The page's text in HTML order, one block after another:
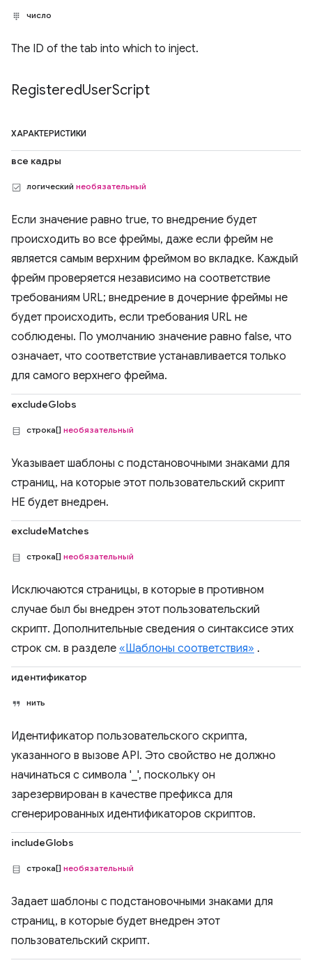
число
The ID of the tab into which to inject.
RegisteredUserScript
ХАРАКТЕРИСТИКИ
все кадры
логический необязательный
Если значение равно true, то внедрение будет
происходить во все фреймы, даже если фрейм не
является самым верхним фреймом во вкладке. Каждый
фрейм проверяется независимо на соответствие
требованиям URL; внедрение в дочерние фреймы не
будет происходить, если требования URL не
соблюдены. По умолчанию значение равно false, что
означает, что соответствие устанавливается только
для самого верхнего фрейма.
excludeGlobs
строка[] необязательный
Указывает шаблоны с подстановочными знаками для
страниц, на которые этот пользовательский скрипт
НЕ будет внедрен.
excludeMatches
строка[] необязательный
Исключаются страницы, в которые в противном
случае был бы внедрен этот пользовательский
скрипт. Дополнительные сведения о синтаксисе этих
строк см. в разделе «Шаблоны соответствия» .
идентификатор
нить
Идентификатор пользовательского скрипта,
указанного в вызове API. Это свойство не должно
начинаться с символа '_', поскольку он
зарезервирован в качестве префикса для
сгенерированных идентификаторов скриптов.
includeGlobs
строка[] необязательный
Задает шаблоны с подстановочными знаками для
страниц, в которые будет внедрен этот
пользовательский скрипт.